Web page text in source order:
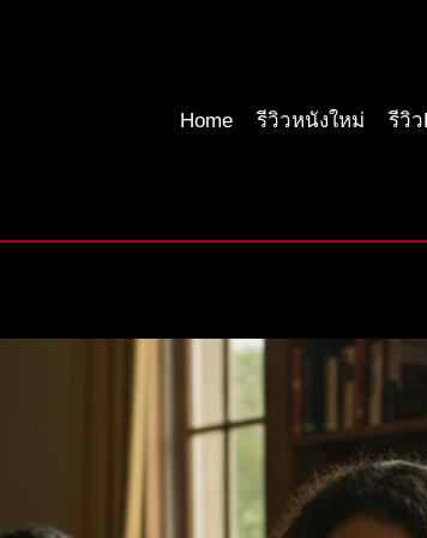
Home
รีวิวหนังใหม่ รีวิว